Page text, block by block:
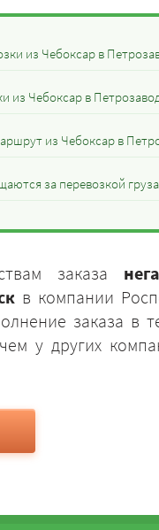
из Чебоксар в
из Чебоксар в
из Чебоксар в
за перевозкой
заказа
в компании
заказа в
у других